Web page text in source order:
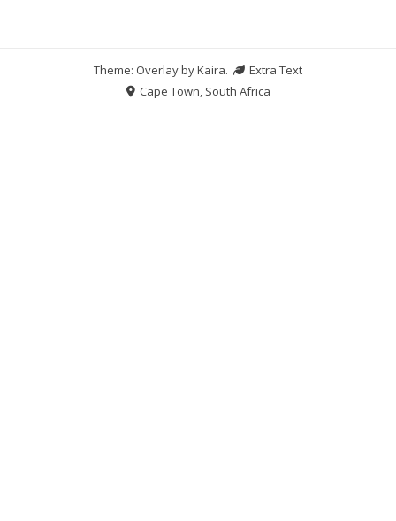
Theme: Overlay byKaira.
Extra Text
Cape Town, South Africa